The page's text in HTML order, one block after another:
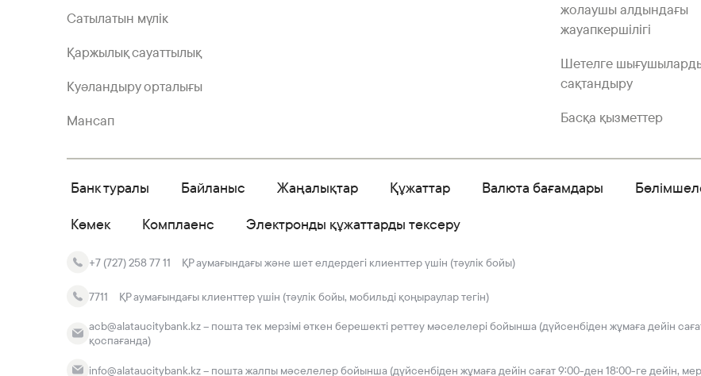
Сатылатын мүлік
Қаржылық сауаттылық
Куәландыру орталығы
Мансап
жолаушы алдындағы
жауапкершілігі
Шетелге
сақтандыру
Басқа қызметтер
Банк туралы Байланыс Жаңалықтар Құжаттар Валюта бағамдары
Көмек
Комплаенс Электронды құжаттарды тексеру
+7 (727) 258 77 11 ҚР аумағындағы және шет елдердегі клиенттер үшін (тәулік бойы)
7711 ҚР аумағындағы клиенттер үшін (тәулік бойы, мобильді қоңыраулар тегін)
acb@alataucitybank.kz – пошта тек мерзімі өткен берешекті реттеу мәселелері бойынша (дүйсенбіден жұмаға дейін
қоспағанда)
info@alataucitybank.kz – пошта жалпы мәселелер бойынша (дүйсенбіден жұмаға дейін сағат 9:00-ден 18:00-ге дейін,